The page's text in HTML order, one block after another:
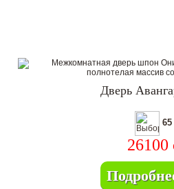
Дверь
65
26100